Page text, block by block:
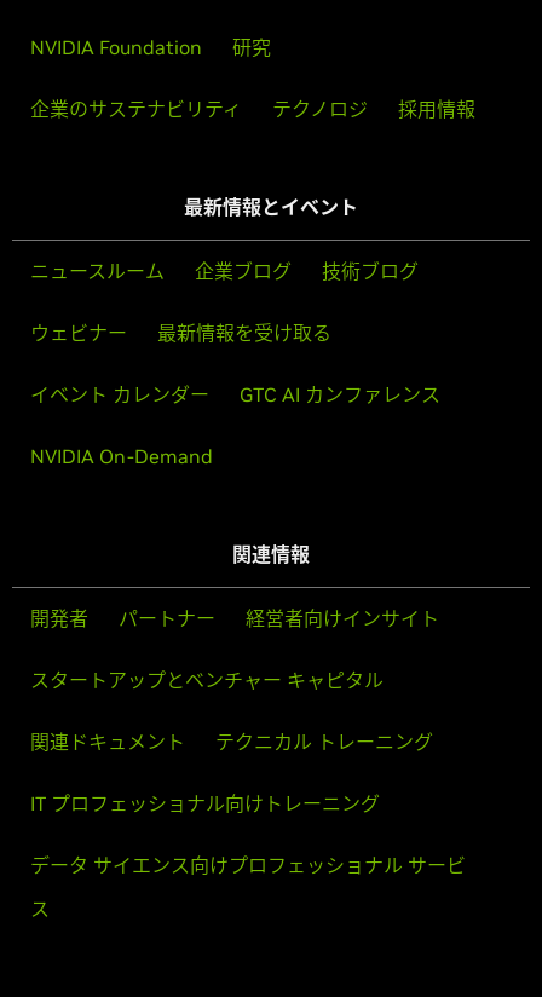
NVIDIA Foundation 研究
企業のサステナビリティ テクノロジ 採用情報
最新情報とイベント
ニュースルーム 企業ブログ 技術ブログ
ウェビナー 最新情報を受け取る
イベント カレンダー GTC AI カンファレンス
NVIDIA On-Demand
関連情報
開発者 パートナー 経営者向けインサイト
スタートアップとベンチャー キャピタル
関連ドキュメント テクニカル トレーニング
IT プロフェッショナル向けトレーニング
データ サイエンス向けプロフェッショナル サービ
ス